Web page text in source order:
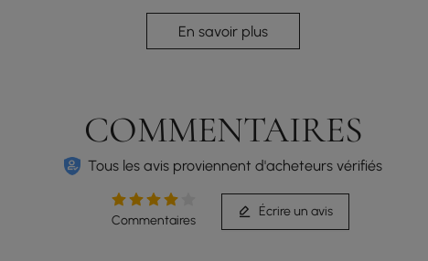
En savoir plus
COMMENTAIRES
Tous les avis proviennent d'acheteurs vérifiés
Commentaires
Écrire un avis